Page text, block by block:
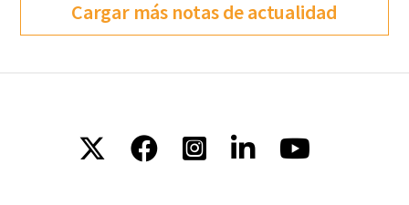
Cargar más notas de actualidad